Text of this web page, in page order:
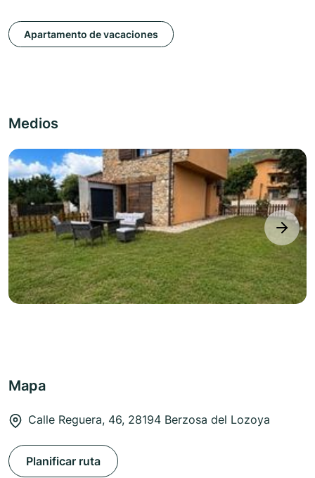
Apartamento de vacaciones
Medios
next
Mapa
Calle Reguera, 46, 28194 Berzosa del Lozoya
Planificar ruta